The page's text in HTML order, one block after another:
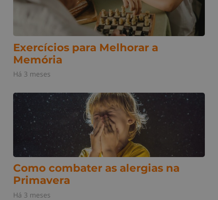
Exercícios para Melhorar a
Memória
Há 3 meses
Como combater as alergias na
Primavera
Há 3 meses